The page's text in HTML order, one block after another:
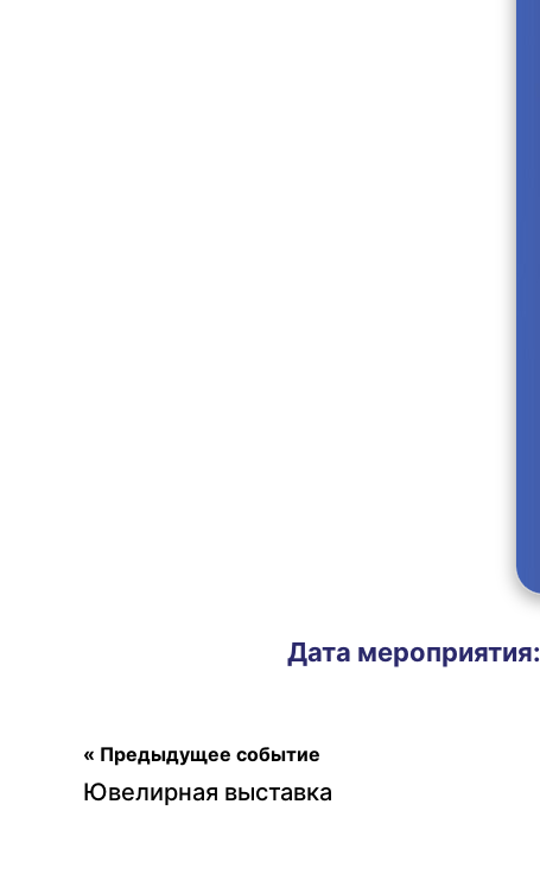
Дата мероприятия:
« Предыдущее событие
Ювелирная выставка